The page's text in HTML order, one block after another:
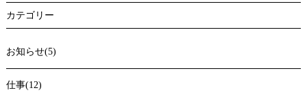
カテゴリー
お知らせ(5)
仕事(12)